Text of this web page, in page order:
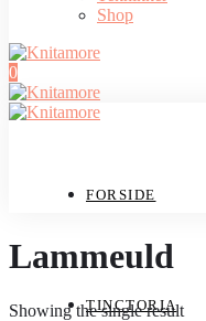
Shop
0
FORSIDE
TINCTORIA
Lammeuld
Showing the single result